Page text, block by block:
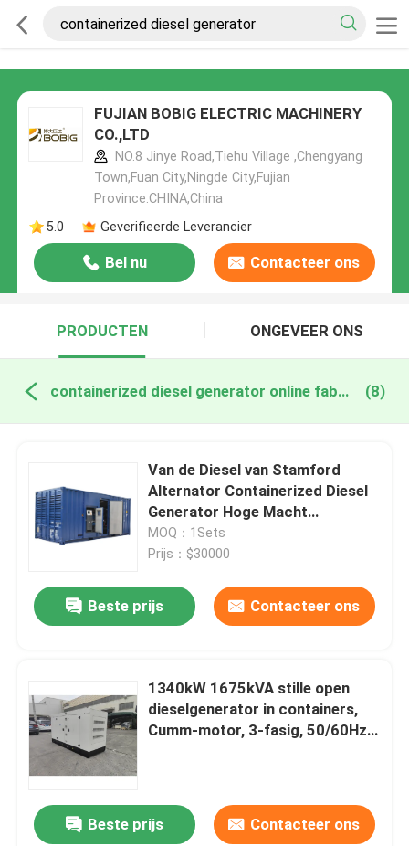
FUJIAN BOBIG ELECTRIC MACHINERY
CO.,LTD
NO.8 Jinye Road,Tiehu Village ,Chengyang
Town,Fuan City,Ningde City,Fujian
Province.CHINA,China
5.0
Geverifieerde Leverancier
Bel nu Contacteer ons
PRODUCTEN ONGEVEER ONS
containerized diesel generator online fabricage (8)
Van de Diesel van Stamford
Alternator Containerized Diesel
Generator Hoge Macht
Generator
MOQ：1Sets
Prijs：$30000
Beste prijs Contacteer ons
1340kW 1675kVA stille open
dieselgenerator in containers,
Cumm-motor, 3-fasig, 50/60Hz,
Beste prijs Contacteer ons